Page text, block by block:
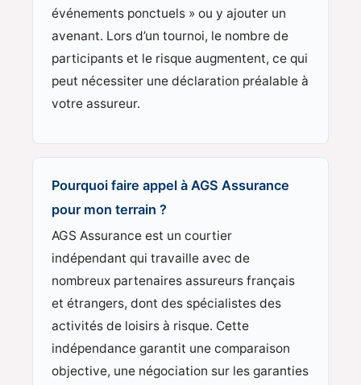
événements ponctuels » ou y ajouter un
avenant. Lors d’un tournoi, le nombre de
participants et le risque augmentent, ce qui
peut nécessiter une déclaration préalable à
votre assureur.
Pourquoi faire appel à AGS Assurance
pour mon terrain ?
AGS Assurance est un courtier
indépendant qui travaille avec de
nombreux partenaires assureurs français
et étrangers, dont des spécialistes des
activités de loisirs à risque. Cette
indépendance garantit une comparaison
objective, une négociation sur les garanties